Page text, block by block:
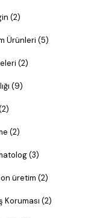
(2)
Ürünleri (5)
(2)
(9)
(2)
(3)
üretim (2)
Koruması (2)